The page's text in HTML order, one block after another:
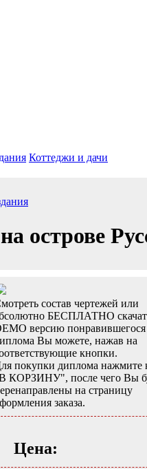
Коттеджи и дачи
острове
состав чертежей или
БЕСПЛАТНО
версию
Вы можете, нажав на
кнопки.
покупки диплома нажмите
КОРЗИНУ", после чего Вы
на страницу
заказа.
Цена: